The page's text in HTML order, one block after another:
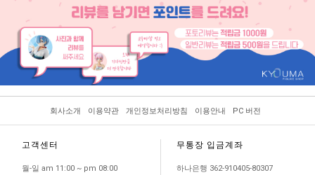
회사소개 이용약관 개인정보처리방침 이용안내 PC 버전
고객센터
월-일 am 11:00 ~ pm 08:00
무통장 입금계좌
하나은행 362-910405-80307